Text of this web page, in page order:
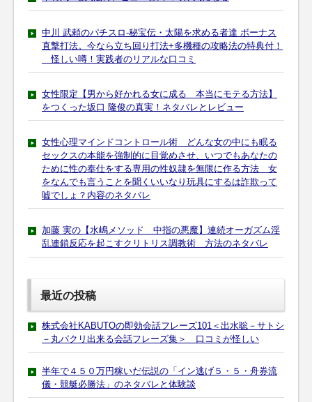
中川 武頼のパチスロ-秘宝伝・太陽を求める者達 ボーナス
直撃打法。今なら立ち回り打法+多機種の攻略法の特典付！
怪しい噂！実践者のリアルな口コミ
女性限定【男から好かれる女に成る 本当にモテる方法】
をつくった坂口 隆俊の真実！ネタバレとレビュー
女性心理マインドコントロール術 どんな女の中にも眠る
セックスの本能を強制的に目覚めさせ、いつでもあなたの
ために性の奉仕をする専用の性奴隷を無限に作る方法 女
をなんでも言うことを聞くいいなり玩具にするは詐欺って
嘘でしょ？内容のネタバレ
加藤 実の【水嶋メソッド 中指の悪魔】連続オーガズム淫
乱連鎖反応を起こすクリトリス調教術 方法のネタバレ
最近の投稿
株式会社KABUTOの即効会話フレーズ101＜出水聡－サトシ
－丸パクリ出来る会話フレーズ集＞ 口コミが怪しい
半年で４５０万円稼いだ伝説の「イン逃げ５・５・舟券流
儀・競艇必勝法」のネタバレと体験談